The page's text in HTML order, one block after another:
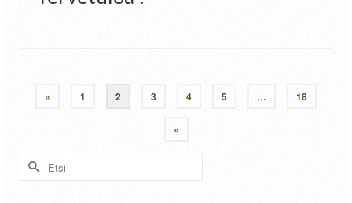
« 1 2 3 4 5 … 18
»
Search
for: